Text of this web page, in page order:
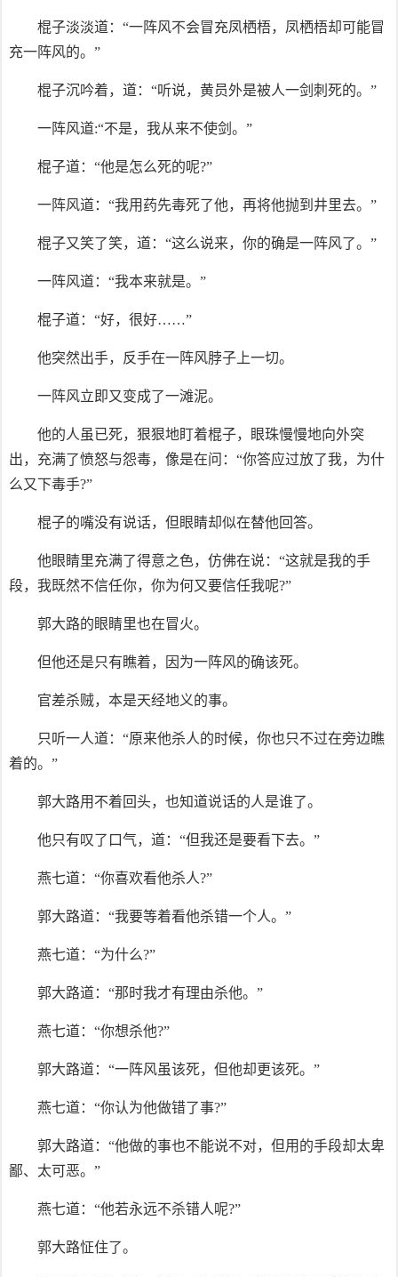
棍子淡淡道：“一阵风不会冒充凤栖梧，凤栖梧却可能冒
充一阵风的。”
棍子沉吟着，道：“听说，黄员外是被人一剑刺死的。”
一阵风道:“不是，我从来不使剑。”
棍子道：“他是怎么死的呢?”
一阵风道：“我用药先毒死了他，再将他抛到井里去。”
棍子又笑了笑，道：“这么说来，你的确是一阵风了。”
一阵风道：“我本来就是。”
棍子道：“好，很好……”
他突然出手，反手在一阵风脖子上一切。
一阵风立即又变成了一滩泥。
他的人虽已死，狠狠地盯着棍子，眼珠慢慢地向外突
出，充满了愤怒与怨毒，像是在问：“你答应过放了我，为什
么又下毒手?”
棍子的嘴没有说话，但眼睛却似在替他回答。
他眼睛里充满了得意之色，仿佛在说：“这就是我的手
段，我既然不信任你，你为何又要信任我呢?”
郭大路的眼睛里也在冒火。
但他还是只有瞧着，因为一阵风的确该死。
官差杀贼，本是天经地义的事。
只听一人道：“原来他杀人的时候，你也只不过在旁边瞧
着的。”
郭大路用不着回头，也知道说话的人是谁了。
他只有叹了口气，道：“但我还是要看下去。”
燕七道：“你喜欢看他杀人?”
郭大路道：“我要等着看他杀错一个人。”
燕七道：“为什么?”
郭大路道：“那时我才有理由杀他。”
燕七道：“你想杀他?”
郭大路道：“一阵风虽该死，但他却更该死。”
燕七道：“你认为他做错了事?”
郭大路道：“他做的事也不能说不对，但用的手段却太卑
鄙、太可恶。”
燕七道：“他若永远不杀错人呢?”
郭大路怔住了。